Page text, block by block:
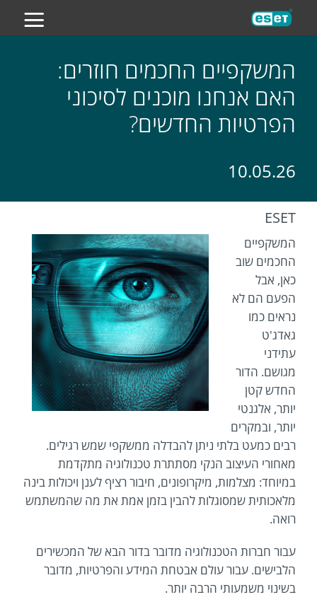
המשקפיים החכמים חוזרים:
האם אנחנו מוכנים לסיכוני
הפרטיות החדשים?
10.05.26
ESET
המשקפיים
החכמים שוב
כאן, אבל
הפעם הם לא
נראים כמו
גאדג'ט
עתידני
מגושם. הדור
החדש קטן
יותר, אלגנטי
יותר, ובמקרים
רבים כמעט בלתי ניתן להבדלה ממשקפי שמש רגילים.
מאחורי העיצוב הנקי מסתתרת טכנולוגיה מתקדמת
במיוחד: מצלמות, מיקרופונים, חיבור רציף לענן ויכולות בינה
מלאכותית שמסוגלות להבין בזמן אמת את מה שהמשתמש
רואה.
עבור חברות הטכנולוגיה מדובר בדור הבא של המכשירים
הלבישים. עבור עולם אבטחת המידע והפרטיות, מדובר
בשינוי משמעותי הרבה יותר.